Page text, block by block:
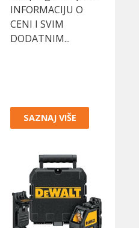
INFORMACIJU O
CENI I SVIM
DODATNIM...
SAZNAJ VIŠE